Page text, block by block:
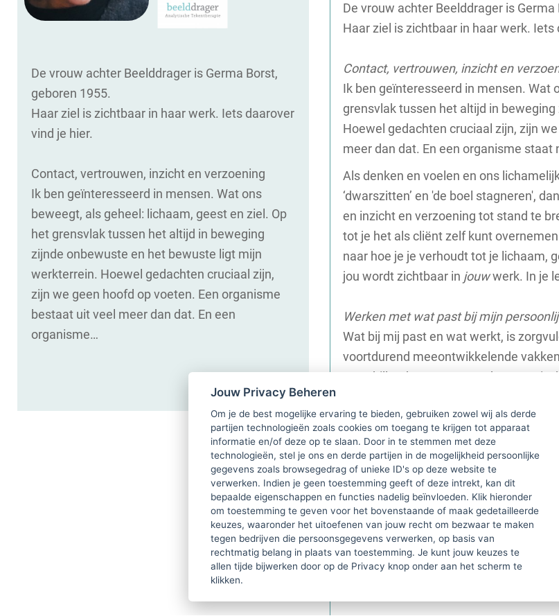
De vrouw achter Beelddrager is Germa Borst,
geboren 1955.
Haar ziel is zichtbaar in haar werk. Iets daarover
vind je hier.
Contact, vertrouwen, inzicht en verzoening
Ik ben geïnteresseerd in mensen. Wat ons
beweegt, als geheel: lichaam, geest en ziel. Op
het grensvlak tussen het altijd in beweging
zijnde onbewuste en het bewuste ligt mijn
werkterrein. Hoewel gedachten cruciaal zijn,
zijn we geen hoofd op voeten. Een organisme
bestaat uit veel meer dan dat. En een
organisme…
De vrouw achter Beelddrager is
Haar ziel is zichtbaar in haar werk. Iets
Contact, vertrouwen, inzicht en
Ik ben geïnteresseerd in mensen. Wat
grensvlak tussen het altijd in
Hoewel gedachten cruciaal zijn, zijn
meer dan dat. En een organisme staat
Als denken en voelen en ons
‘dwarszitten’ en 'de boel stagneren',
en inzicht en verzoening tot stand te
tot je het als cliënt zelf kunt
naar hoe je je verhoudt tot je lichaam,
jou wordt zichtbaar in jouwwerk. In je
Werken met wat past bij mijn
Wat bij mij past en wat werkt, is
voortdurend meeontwikkelende
verschillende soorten van
aanpak gebaseerd op
gebaseerd op ervaring. Ik maak
het verbindt en overstijgt.
Ik merk dat een geslaagde therapie
luister en doe - of laat - wat op dat
van competenties uit vorige
workshops, cursussen en trainingen.
voortdurend van elke cliënt. Als je
verwijs ik door naar iemand die dat wel
Jouw Privacy Beheren
Om je de best mogelijke ervaring te bieden, gebruiken zowel wij als derde
partijen technologieën zoals cookies om toegang te krijgen tot apparaat
informatie en/of deze op te slaan. Door in te stemmen met deze
technologieën, stel je ons en derde partijen in de mogelijkheid persoonlijke
gegevens zoals browsegedrag of unieke ID's op deze website te
verwerken. Indien je geen toestemming geeft of deze intrekt, kan dit
bepaalde eigenschappen en functies nadelig beïnvloeden. Klik hieronder
om toestemming te geven voor het bovenstaande of maak gedetailleerde
keuzes, waaronder het uitoefenen van jouw recht om bezwaar te maken
tegen bedrijven die persoonsgegevens verwerken, op basis van
rechtmatig belang in plaats van toestemming. Je kunt jouw keuzes te
allen tijde bijwerken door op de Privacy knop onder aan het scherm te
klikken.